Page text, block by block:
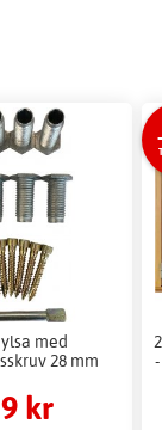
med
28 mm
kr